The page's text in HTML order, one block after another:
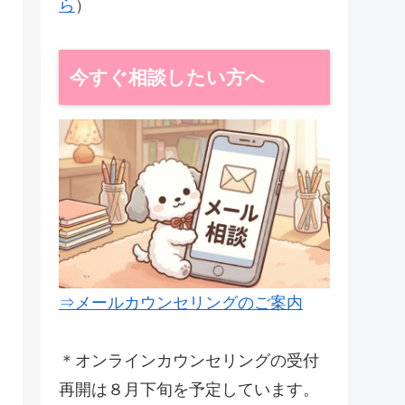
ら ）
今すぐ相談したい方へ
⇒メールカウンセリングのご案内
＊オンラインカウンセリングの受付
再開は８月下旬を予定しています。